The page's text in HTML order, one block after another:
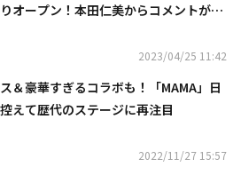
りオープン！本田仁美からコメントが到
2023/04/25 11:42
＆豪華すぎるコラボも！「MAMA」日
えて歴代のステージに再注目
2022/11/27 15:57